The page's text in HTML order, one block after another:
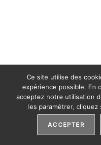
Ce site utilise des
expérience possible. En
acceptez notre utilisation
les paramétrer,
ACCEPTER